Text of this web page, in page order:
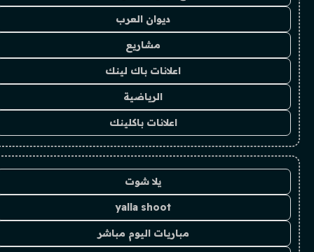
ديوان العرب
مشاريع
اعلانات باك لينك
الرياضية
اعلانات باكلينك
يلا شوت
yalla shoot
مباريات اليوم مباشر